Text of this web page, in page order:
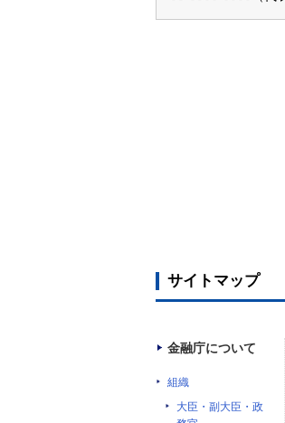
サイトマップ
金融庁について
組織
大臣・副大臣・政